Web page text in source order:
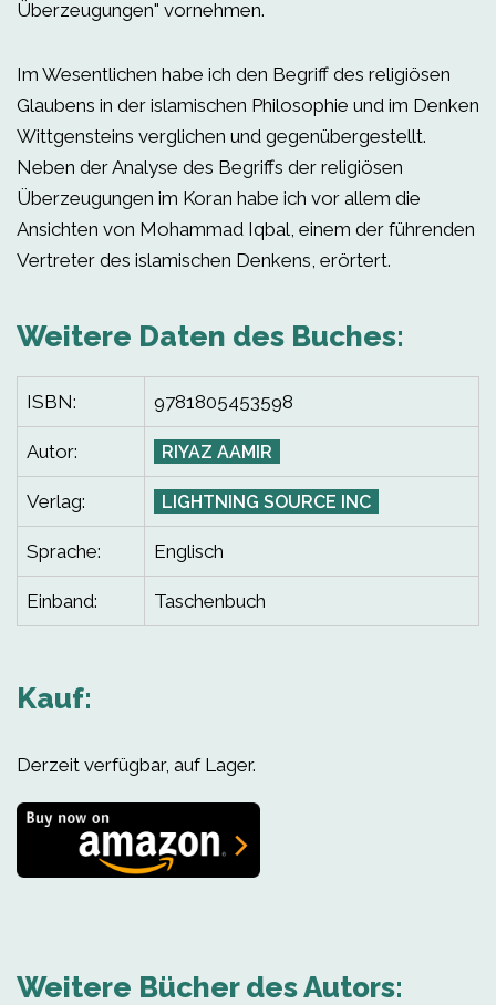
Überzeugungen" vornehmen.
Im Wesentlichen habe ich den Begriff des religiösen
Glaubens in der islamischen Philosophie und im Denken
Wittgensteins verglichen und gegenübergestellt.
Neben der Analyse des Begriffs der religiösen
Überzeugungen im Koran habe ich vor allem die
Ansichten von Mohammad Iqbal, einem der führenden
Vertreter des islamischen Denkens, erörtert.
Weitere Daten des Buches:
ISBN: 9781805453598
Autor: RIYAZ AAMIR
Verlag: LIGHTNING SOURCE INC
Sprache: Englisch
Einband: Taschenbuch
Kauf:
Derzeit verfügbar, auf Lager.
Weitere Bücher des Autors: